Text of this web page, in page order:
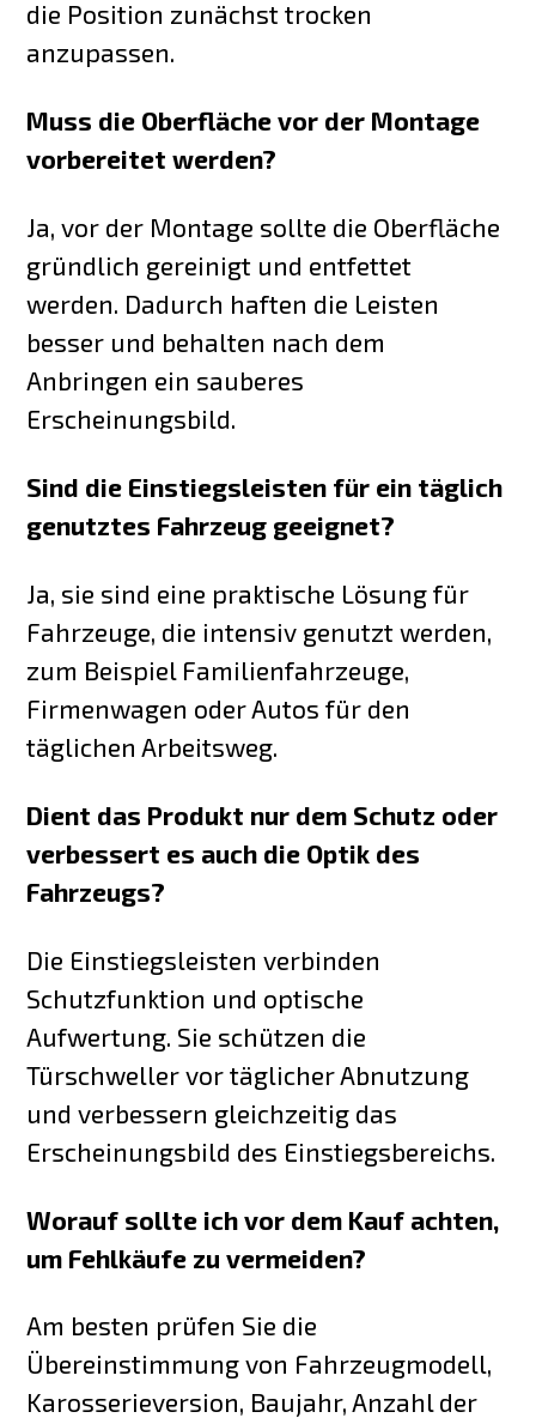
die Position zunächst trocken
anzupassen.
Muss die Oberfläche vor der Montage
vorbereitet werden?
Ja, vor der Montage sollte die Oberfläche
gründlich gereinigt und entfettet
werden. Dadurch haften die Leisten
besser und behalten nach dem
Anbringen ein sauberes
Erscheinungsbild.
Sind die Einstiegsleisten für ein täglich
genutztes Fahrzeug geeignet?
Ja, sie sind eine praktische Lösung für
Fahrzeuge, die intensiv genutzt werden,
zum Beispiel Familienfahrzeuge,
Firmenwagen oder Autos für den
täglichen Arbeitsweg.
Dient das Produkt nur dem Schutz oder
verbessert es auch die Optik des
Fahrzeugs?
Die Einstiegsleisten verbinden
Schutzfunktion und optische
Aufwertung. Sie schützen die
Türschweller vor täglicher Abnutzung
und verbessern gleichzeitig das
Erscheinungsbild des Einstiegsbereichs.
Worauf sollte ich vor dem Kauf achten,
um Fehlkäufe zu vermeiden?
Am besten prüfen Sie die
Übereinstimmung von Fahrzeugmodell,
Karosserieversion, Baujahr, Anzahl der